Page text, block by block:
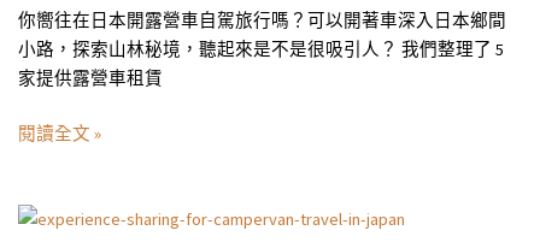
項
與
實
建
你嚮往在日本開露營車自駕旅行嗎？可以開著車深入日本鄉間
小路，探索山林秘境，聽起來是不是很吸引人？ 我們整理了 5
家提供露營車租賃
5
家
日
本
租
營
閱讀全文 »
日